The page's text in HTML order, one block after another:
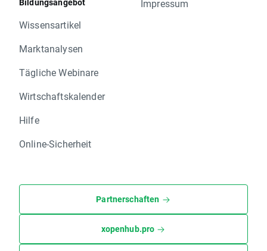
Wissensartikel
Marktanalysen
Tägliche Webinare
Wirtschaftskalender
Hilfe
Online-Sicherheit
Impressum
Partnerschaften
xopenhub.pro